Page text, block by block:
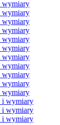
wymiary
wymiary
wymiary
wymiary
wymiary
wymiary
wymiary
wymiary
wymiary
wymiary
wymiary
i wymiary
i wymiary
i wymiary